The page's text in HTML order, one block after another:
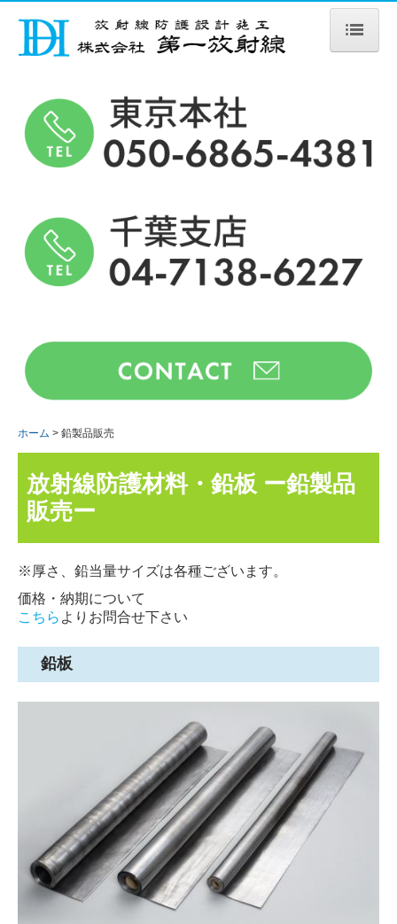
会社概要
防護工事
鉛製品販売
防護衝立
防護製品・エプロン販売
ホーム 鉛製品販売
放射線防護材料・鉛板 ー鉛製品
販売ー
※厚さ、鉛当量サイズは各種ございます。
価格・納期について
こちら よりお問合せ下さい
鉛板